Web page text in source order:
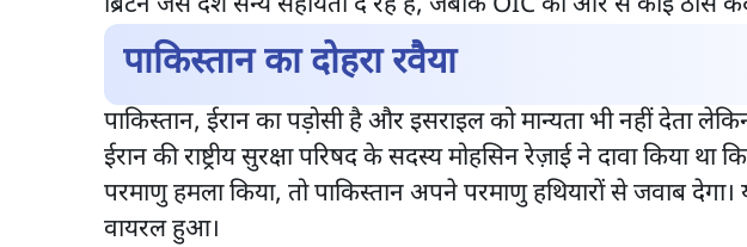
पाकिस्तान का दोहरा रवैया
पाकिस्तान, ईरान का पड़ोसी है और इसराइल को मान्यता भी नहीं देता
ईरान की राष्ट्रीय सुरक्षा परिषद के सदस्य मोहसिन रेज़ाई ने दावा किया
परमाणु हमला किया, तो पाकिस्तान अपने परमाणु हथियारों से जवाब
वायरल हुआ।